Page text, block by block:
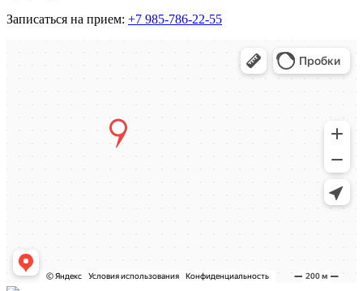
Записаться на прием: +7 985-786-22-55